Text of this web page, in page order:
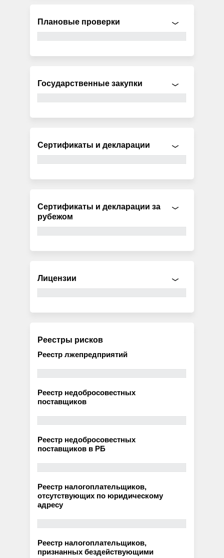
Плановые проверки
Государственные закупки
Сертификаты и декларации
Сертификаты и декларации за
рубежом
Лицензии
Реестры рисков
Реестр лжепредприятий
Реестр недобросовестных
поставщиков
Реестр недобросовестных
поставщиков в РБ
Реестр налогоплательщиков,
отсутствующих по юридическому
адресу
Реестр налогоплательщиков,
признанных бездействующими